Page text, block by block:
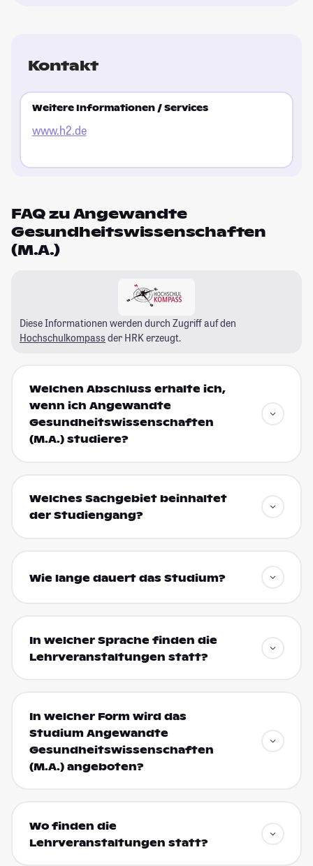
Kontakt
Weitere Informationen / Services
www.h2.de
FAQ zu Angewandte
Gesundheitswissenschaften
(M.A.)
Diese Informationen werden durch Zugriff auf den
Hochschulkompass der HRK erzeugt.
Welchen Abschluss erhalte ich,
wenn ich Angewandte
Gesundheitswissenschaften
(M.A.) studiere?
Welches Sachgebiet beinhaltet
der Studiengang?
Wie lange dauert das Studium?
In welcher Sprache finden die
Lehrveranstaltungen statt?
In welcher Form wird das
Studium Angewandte
Gesundheitswissenschaften
(M.A.) angeboten?
Wo finden die
Lehrveranstaltungen statt?